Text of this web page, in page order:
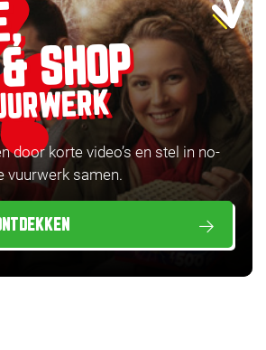
SHOP
door korte video’s en stel in no-
vuurwerk samen.